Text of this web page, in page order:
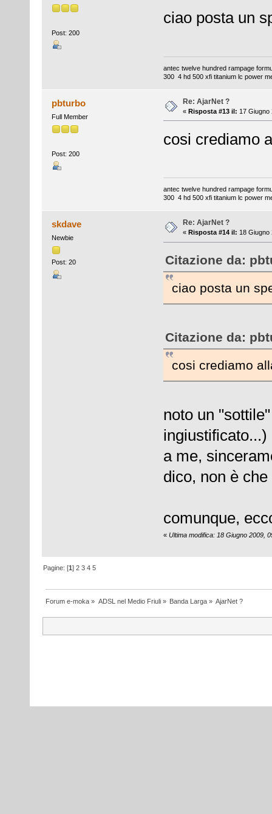
Post: 200
ciao posta un
antec twelve hundred rampage
300 4 hd 500 xfi titanium lc power
pbturbo
Full Member
Post: 200
Re: AjarNet ?
« Risposta #13 il: 17 Giugno
cosi crediamo
antec twelve hundred rampage
300 4 hd 500 xfi titanium lc power
skdave
Newbie
Post: 20
Re: AjarNet ?
« Risposta #14 il: 18 Giugno
Citazione da:
ciao posta un
Citazione da:
cosi crediamo
noto un
ingiustificato...)
a me,
dico, non è
comunque,
« Ultima modifica: 18 Giugno 2009,
Pagine: [1]2 3 4 5
Forum e-moka » ADSL nel Medio Friuli» Banda Larga» AjarNet ?